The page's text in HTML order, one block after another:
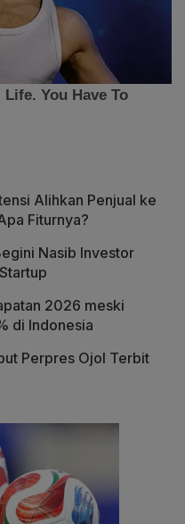
Alihkan Penjual ke
Fiturnya?
Nasib Investor
2026 meski
di Indonesia
Perpres Ojol Terbit